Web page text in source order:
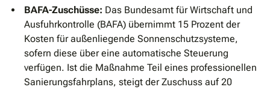
BAFA-Zuschüsse: Das Bundesamt für Wirtschaft und
Ausfuhrkontrolle (BAFA) übernimmt 15 Prozent der
Kosten für außenliegende Sonnenschutzsysteme,
sofern diese über eine automatische Steuerung
verfügen. Ist die Maßnahme Teil eines professionellen
Sanierungsfahrplans, steigt der Zuschuss auf 20